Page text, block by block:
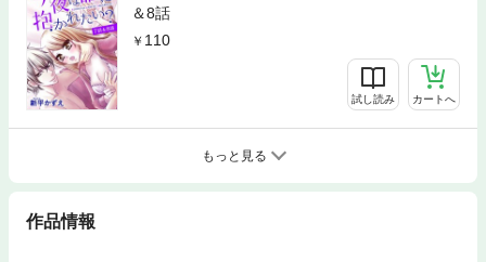
＆8話
110
試し読み カートへ
もっと見る
作品情報